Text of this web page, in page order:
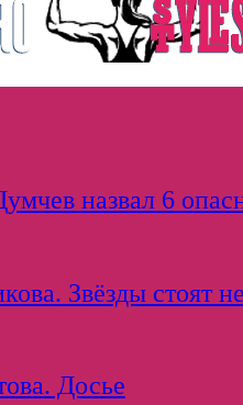
назвал 6
Звёзды стоят
Досье